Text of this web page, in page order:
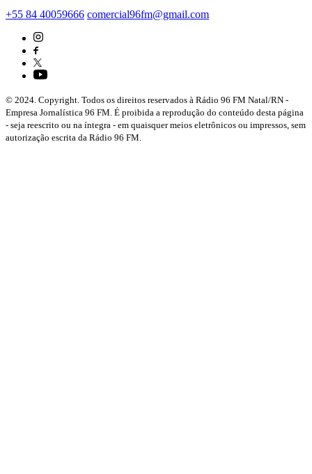
+55 84 40059666 comercial96fm@gmail.com
© 2024. Copyright. Todos os direitos reservados à Rádio 96 FM Natal/RN -
Empresa Jornalística 96 FM. É proibida a reprodução do conteúdo desta página
- seja reescrito ou na íntegra - em quaisquer meios eletrônicos ou impressos, sem
autorização escrita da Rádio 96 FM.